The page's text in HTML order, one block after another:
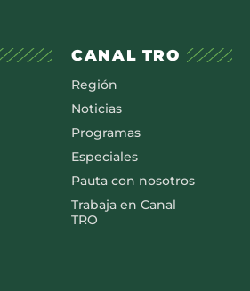
CANAL TRO
Región
Noticias
Programas
Especiales
Pauta con nosotros
Trabaja en Canal
TRO